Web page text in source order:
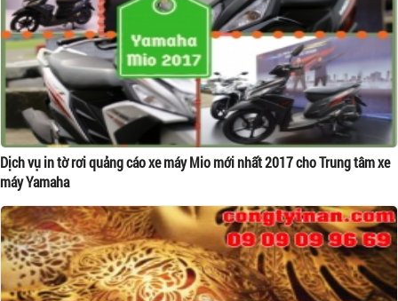
Dịch vụ in tờ rơi quảng cáo xe máy Mio mới nhất 2017 cho Trung tâm xe
máy Yamaha